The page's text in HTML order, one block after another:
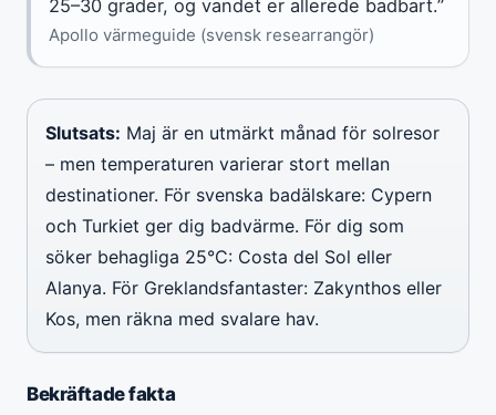
25–30 grader, og vandet er allerede badbart.”
Apollo värmeguide (svensk researrangör)
Slutsats: Maj är en utmärkt månad för solresor
– men temperaturen varierar stort mellan
destinationer. För svenska badälskare: Cypern
och Turkiet ger dig badvärme. För dig som
söker behagliga 25°C: Costa del Sol eller
Alanya. För Greklandsfantaster: Zakynthos eller
Kos, men räkna med svalare hav.
Bekräftade fakta